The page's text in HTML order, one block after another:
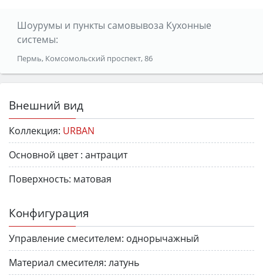
Шоурумы и пункты самовывоза Кухонные
системы:
Пермь, Комсомольский проспект, 86
Внешний вид
Коллекция: URBAN
Основной цвет : антрацит
Поверхность: матовая
Конфигурация
Управление смесителем: однорычажный
Материал смесителя: латунь